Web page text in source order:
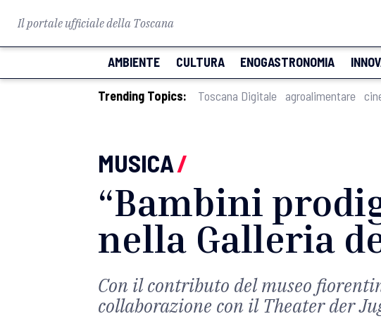
Il portale ufficiale della Toscana
AMBIENTE CULTURA ENOGASTRONOMIA
Trending Topics: Toscana Digitale agroalimentare
MUSICA/
“Bambini
nella Galleria
Con il contributo del museo
collaborazione con il Theater der